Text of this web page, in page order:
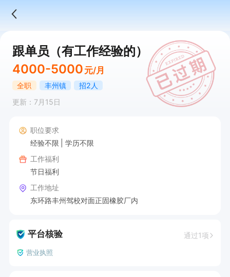
跟单员（有工作经验的）
4000-5000 元/月
全职 丰州镇
招2人
更新：7月15日
职位要求
经验不限
学历不限
工作福利
节日福利
工作地址
东环路丰州驾校对面正固橡胶厂内
平台核验 通过1项
营业执照